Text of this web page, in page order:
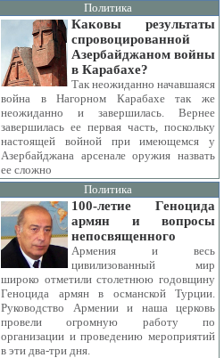
Политика
Каковы результаты
спровоцированной
Азербайджаном войны
в Карабахе?
Так неожиданно начавшаяся
война в Нагорном Карабахе так же
неожиданно и завершилась. Вернее
завершилась ее первая часть, поскольку
настоящей войной при имеющемся у
Азербайджана арсенале оружия назвать
ее сложно
Политика
100-летие Геноцида
армян и вопросы
непосвященного
Армения и весь
цивилизованный мир
широко отметили столетнюю годовщину
Геноцида армян в османской Турции.
Руководство Армении и наша церковь
провели огромную работу по
организации и проведению мероприятий
в эти два-три дня.